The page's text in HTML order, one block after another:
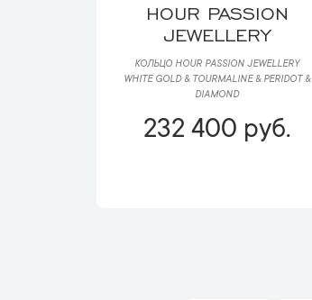
HOUR PASSION
JEWELLERY
КОЛЬЦО HOUR PASSION JEWELLERY
WHITE GOLD & TOURMALINE & PERIDOT &
DIAMOND
232 400 руб.